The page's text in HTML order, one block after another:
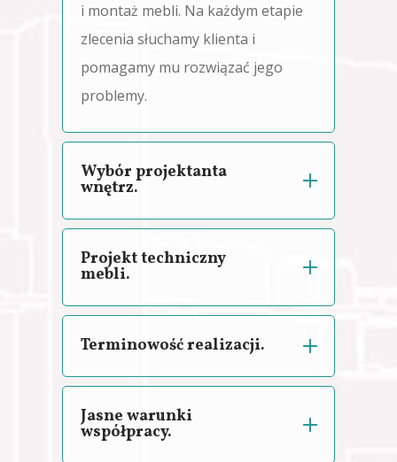
i montaż mebli. Na każdym etapie
zlecenia słuchamy klienta i
pomagamy mu rozwiązać jego
problemy.
Wybór projektanta
wnętrz.
Projekt techniczny
mebli.
Terminowość realizacji.
Jasne warunki
współpracy.